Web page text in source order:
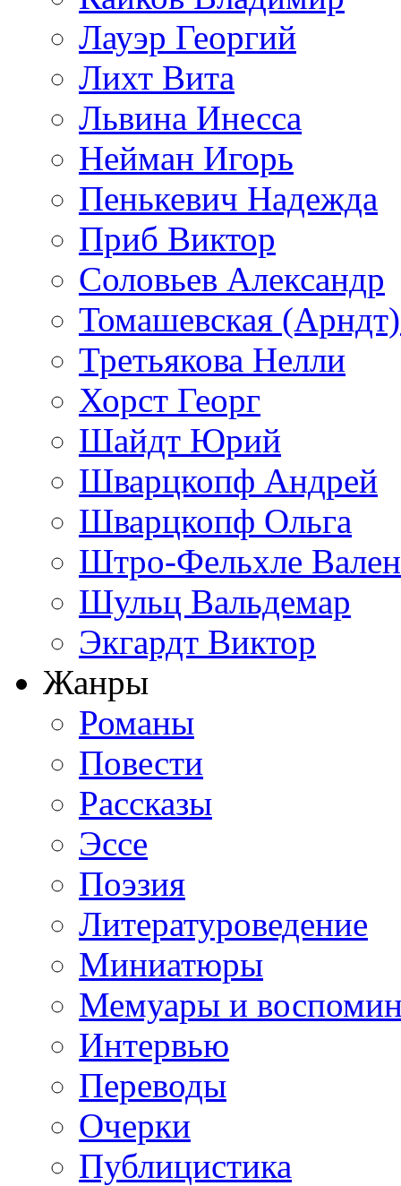
Лауэр Георгий
Лихт Вита
Львина Инесса
Нейман Игорь
Пенькевич Надежда
Приб Виктор
Соловьев Александр
Томашевская
Третьякова Нелли
Хорст Георг
Шайдт Юрий
Шварцкопф Андрей
Шварцкопф Ольга
Штро-Фельхле
Шульц Вальдемар
Экгардт Виктор
Жанры
Романы
Повести
Рассказы
Эссе
Поэзия
Литературоведение
Миниатюры
Мемуары и
Интервью
Переводы
Очерки
Публицистика